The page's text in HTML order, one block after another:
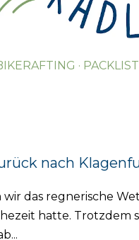
nach
das regnerische
hatte. Trotzdem